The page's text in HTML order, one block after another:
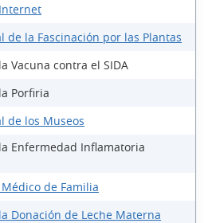
de la Fascinación por las Plantas
Vacuna contra el SIDA
Porfiria
de los Museos
Enfermedad Inflamatoria
de Familia
Donación de Leche Materna